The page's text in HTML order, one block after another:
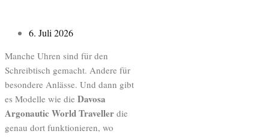
6. Juli 2026
Manche Uhren sind für den
Schreibtisch gemacht. Andere für
besondere Anlässe. Und dann gibt
es Modelle wie die Davosa
Argonautic World Traveller die
genau dort funktionieren, wo